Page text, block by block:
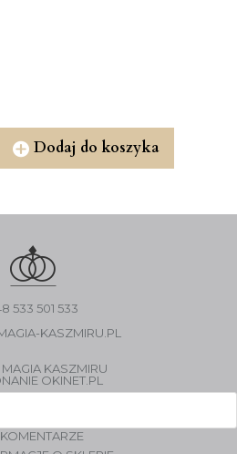
Dodaj do koszyka
533 501 533
KASZMIRU.PL
KASZMIRU
OKINET.PL
KOMENTARZE